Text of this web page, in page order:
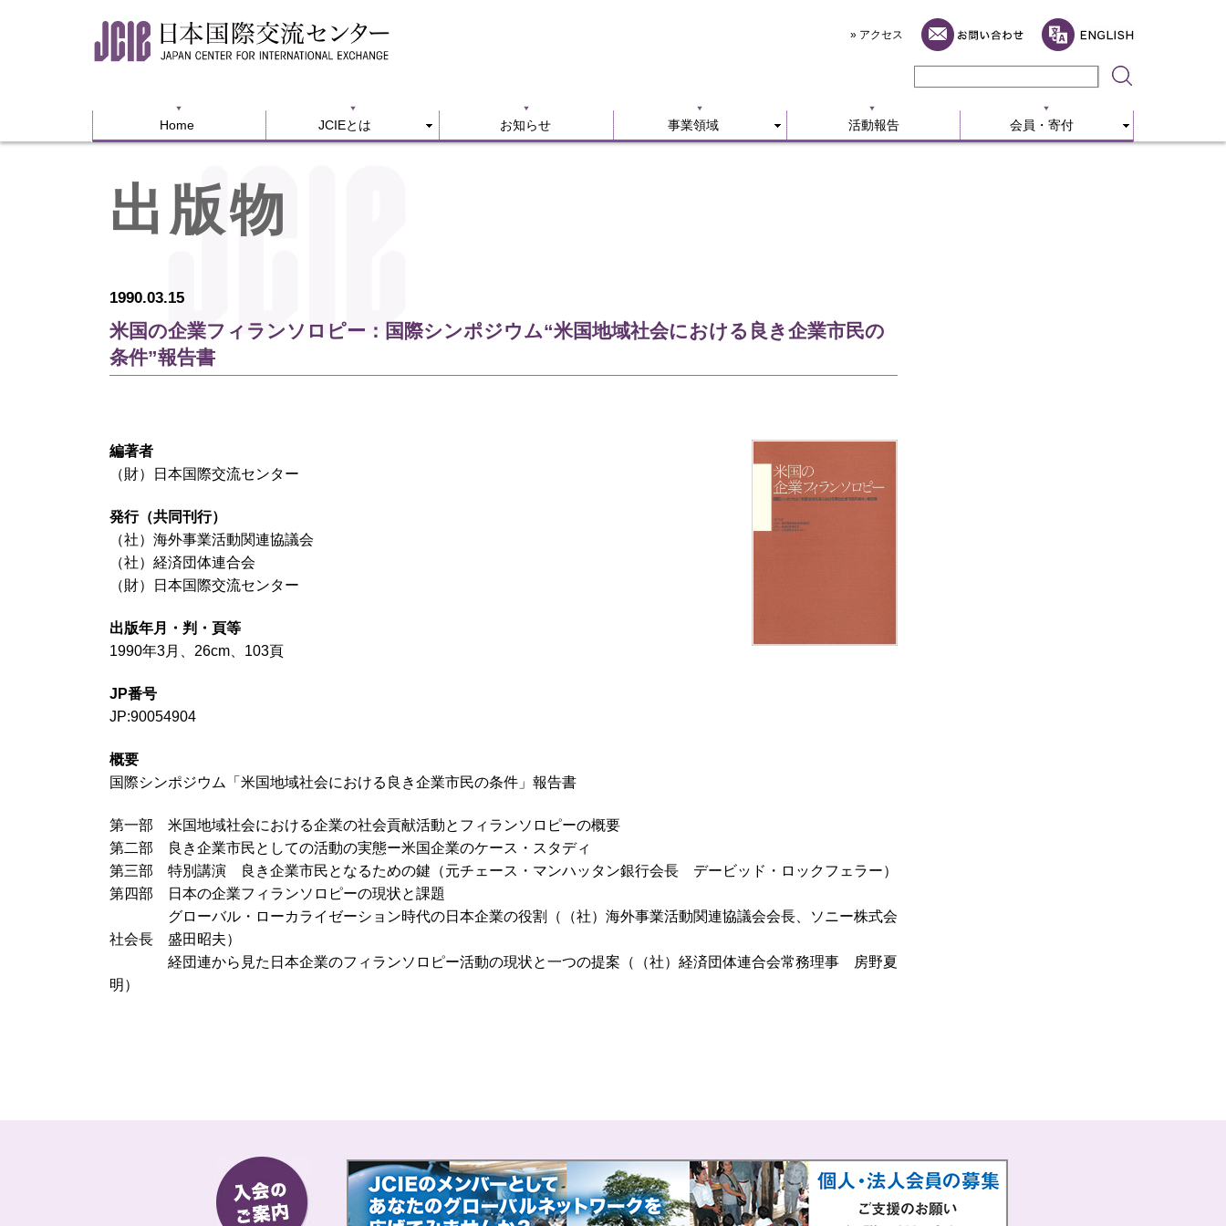
» アクセス
Home JCIEとは お知らせ 事業領域 活動報告 会員・寄付
Home JCIEとは 活動報告 会員・寄付
出版物
1990.03.15
米国の企業フィランソロピー：国際シンポジウム“米国地域社会における良き企業市民の
条件”報告書
編著者
（財）日本国際交流センター
発行（共同刊行）
（社）海外事業活動関連協議会
（社）経済団体連合会
（財）日本国際交流センター
出版年月・判・頁等
1990年3月、26cm、103頁
JP番号
JP:90054904
概要
国際シンポジウム「米国地域社会における良き企業市民の条件」報告書
第一部 米国地域社会における企業の社会貢献活動とフィランソロピーの概要
第二部 良き企業市民としての活動の実態ー米国企業のケース・スタディ
第三部 特別講演
良き企業市民となるための鍵（元チェース・マンハッタン銀行会長 デービッド・ロックフェラー）
第四部 日本の企業フィランソロピーの現状と課題
グローバル・ローカライゼーション時代の日本企業の役割（（社）海外事業活動関連協議会会長、ソニー株式会
社会長 盛田昭夫）
経団連から見た日本企業のフィランソロピー活動の現状と一つの提案（（社）経済団体連合会常務理事 房野夏
明）